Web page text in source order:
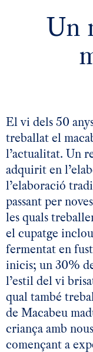
Un
El vi dels 50
treballat el
l’actualitat. Un
adquirit en
l’elaboració
passant per
les quals
el cupatge
fermentat en
inicis; un 30%
l’estil del vi
qual també
de Macabeu
criança amb
començant a